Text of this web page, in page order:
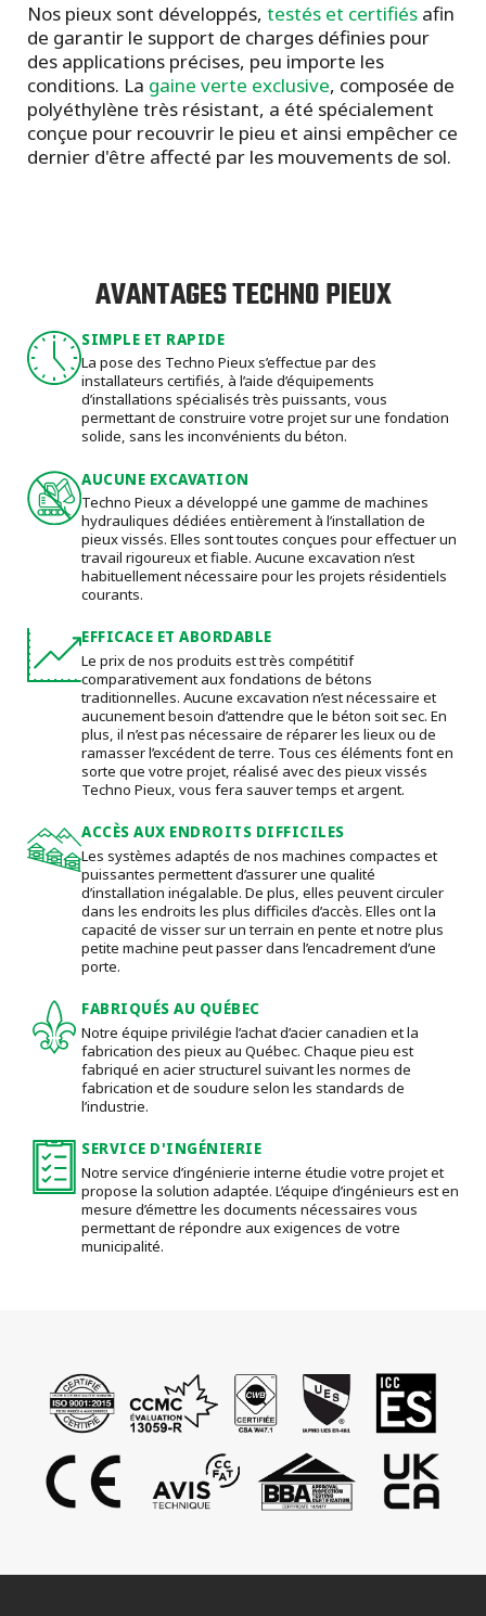
Nos pieux sont développés, testés et certifiés afin
de garantir le support de charges définies pour
des applications précises, peu importe les
conditions. La gaine verte exclusive, composée de
polyéthylène très résistant, a été spécialement
conçue pour recouvrir le pieu et ainsi empêcher ce
dernier d'être affecté par les mouvements de sol.
AVANTAGES TECHNO PIEUX
SIMPLE ET RAPIDE
La pose des Techno Pieux s’effectue par des
installateurs certifiés, à l’aide d’équipements
d’installations spécialisés très puissants, vous
permettant de construire votre projet sur une fondation
solide, sans les inconvénients du béton.
AUCUNE EXCAVATION
Techno Pieux a développé une gamme de machines
hydrauliques dédiées entièrement à l’installation de
pieux vissés. Elles sont toutes conçues pour effectuer un
travail rigoureux et fiable. Aucune excavation n’est
habituellement nécessaire pour les projets résidentiels
courants.
EFFICACE ET ABORDABLE
Le prix de nos produits est très compétitif
comparativement aux fondations de bétons
traditionnelles. Aucune excavation n’est nécessaire et
aucunement besoin d’attendre que le béton soit sec. En
plus, il n’est pas nécessaire de réparer les lieux ou de
ramasser l’excédent de terre. Tous ces éléments font en
sorte que votre projet, réalisé avec des pieux vissés
Techno Pieux, vous fera sauver temps et argent.
ACCÈS AUX ENDROITS DIFFICILES
Les systèmes adaptés de nos machines compactes et
puissantes permettent d’assurer une qualité
d’installation inégalable. De plus, elles peuvent circuler
dans les endroits les plus difficiles d’accès. Elles ont la
capacité de visser sur un terrain en pente et notre plus
petite machine peut passer dans l’encadrement d’une
porte.
FABRIQUÉS AU QUÉBEC
Notre équipe privilégie l’achat d’acier canadien et la
fabrication des pieux au Québec. Chaque pieu est
fabriqué en acier structurel suivant les normes de
fabrication et de soudure selon les standards de
l’industrie.
SERVICE D'INGÉNIERIE
Notre service d’ingénierie interne étudie votre projet et
propose la solution adaptée. L’équipe d’ingénieurs est en
mesure d’émettre les documents nécessaires vous
permettant de répondre aux exigences de votre
municipalité.